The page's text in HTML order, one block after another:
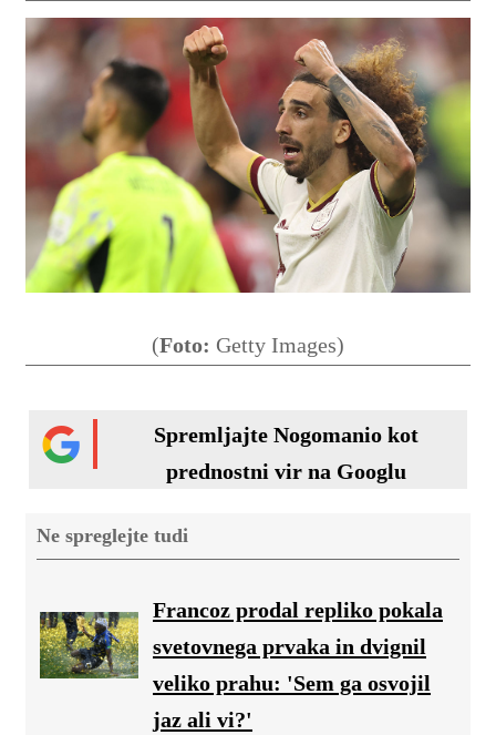
(Foto: Getty Images)
Spremljajte Nogomanio kot
prednostni vir na Googlu
Ne spreglejte tudi
Francoz prodal repliko pokala
svetovnega prvaka in dvignil
veliko prahu: 'Sem ga osvojil
jaz ali vi?'